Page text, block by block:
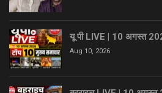
यू पी LIVE | 10 अगस्त
Aug 10, 2026